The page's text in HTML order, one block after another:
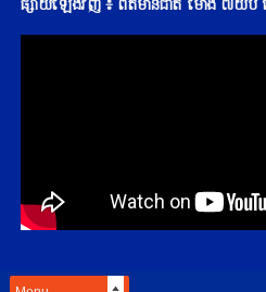
ផ្សាយឡើងវិញ ៖ ព័ត៌មានជាតិ ម៉ោង ៧យប់ ថ្